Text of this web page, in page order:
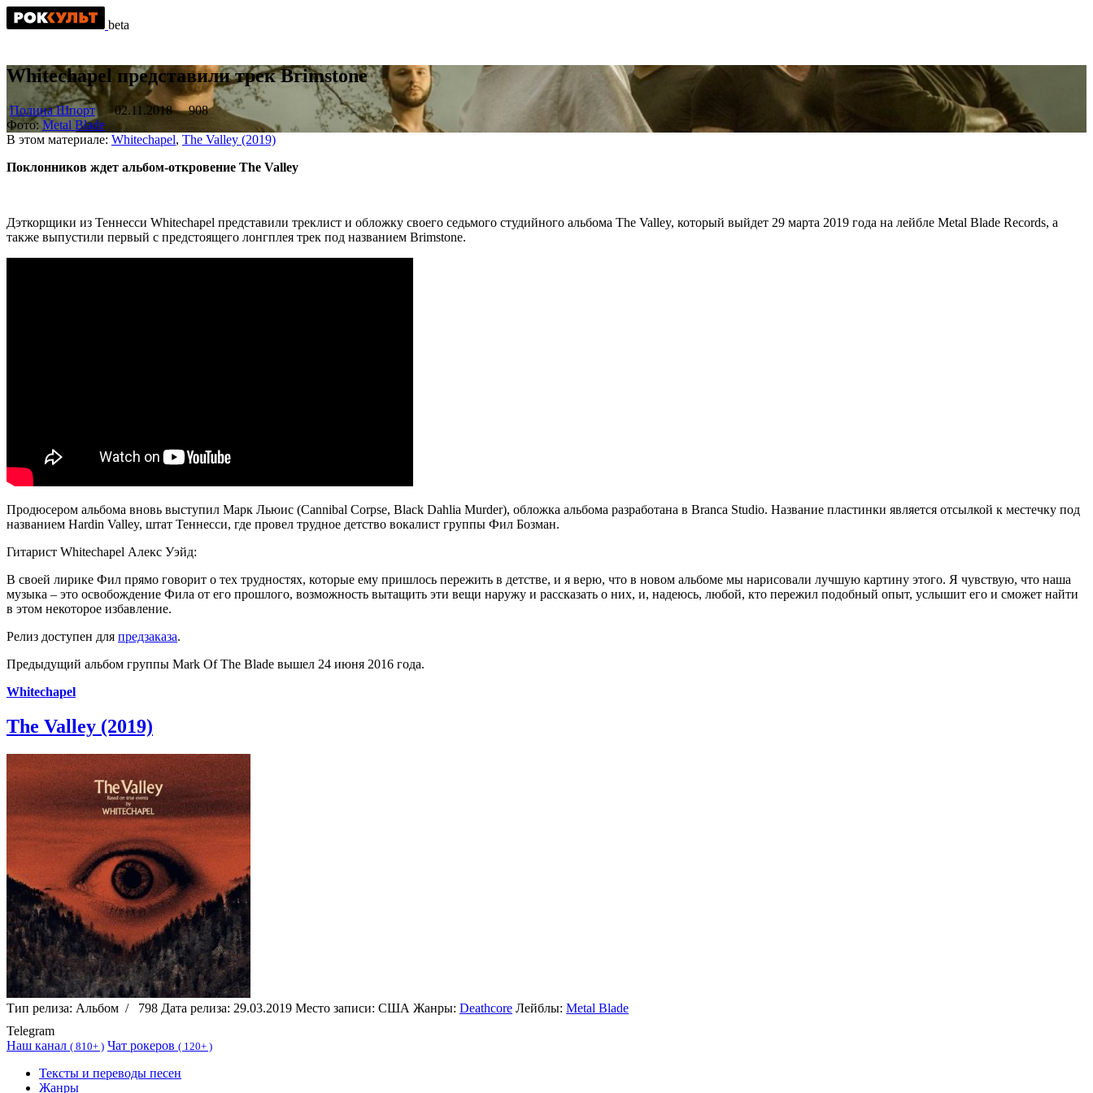
beta
Whitechapel представили трек Brimstone
Полина Шпорт 02.11.2018
908
Фото: Metal Blade
В этом материале: Whitechapel, The Valley (2019)
Поклонников ждет альбом-откровение The Valley
Дэткорщики из Теннесси Whitechapel представили треклист и обложку своего седьмого студийного альбома The Valley, который выйдет 29 марта 2019 года на лейбле Metal Blade Records, а
также выпустили первый с предстоящего лонгплея трек под названием Brimstone.
Продюсером альбома вновь выступил Марк Льюис (Cannibal Corpse, Black Dahlia Murder), обложка альбома разработана в Branca Studio. Название пластинки является отсылкой к местечку под
названием Hardin Valley, штат Теннесси, где провел трудное детство вокалист группы Фил Бозман.
Гитарист Whitechapel Алекс Уэйд:
В своей лирике Фил прямо говорит о тех трудностях, которые ему пришлось пережить в детстве, и я верю, что в новом альбоме мы нарисовали лучшую картину этого. Я чувствую, что наша
музыка – это освобождение Фила от его прошлого, возможность вытащить эти вещи наружу и рассказать о них, и, надеюсь, любой, кто пережил подобный опыт, услышит его и сможет найти
в этом некоторое избавление.
Релиз доступен для предзаказа.
Предыдущий альбом группы Mark Of The Blade вышел 24 июня 2016 года.
Whitechapel
The Valley (2019)
Тип релиза: Альбом / 798 Дата релиза: 29.03.2019 Место записи: США Жанры: Deathcore Лейблы: Metal Blade
Telegram
Наш канал ( 810+ ) Чат рокеров ( 120+ )
Тексты и переводы песен
Жанры